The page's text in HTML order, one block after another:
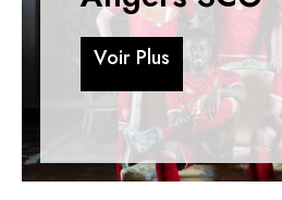
Voir Plus
Voir Plus